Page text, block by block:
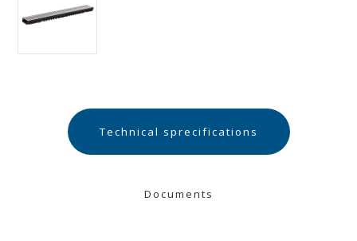
Technical sprecifications
Documents